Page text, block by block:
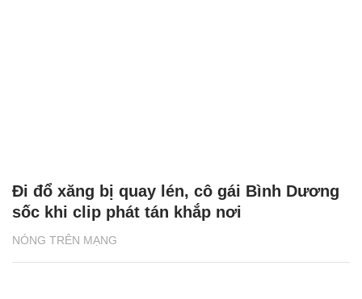
NÓNG TRÊN MẠNG
Đi đổ xăng bị quay lén, cô gái Bình Dương
sốc khi clip phát tán khắp nơi